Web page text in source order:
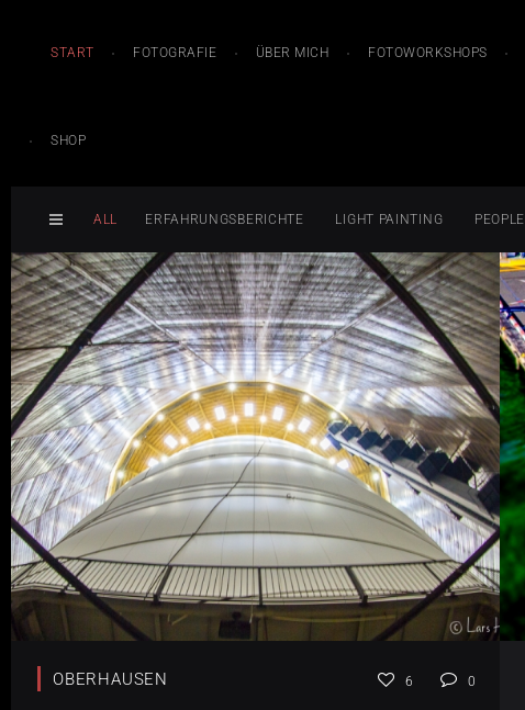
START FOTOGRAFIE ÜBER MICH FOTOWORKSHOPS
SHOP
ALL ERFAHRUNGSBERICHTE LIGHT PAINTING PEOPLE
OBERHAUSEN 6 0